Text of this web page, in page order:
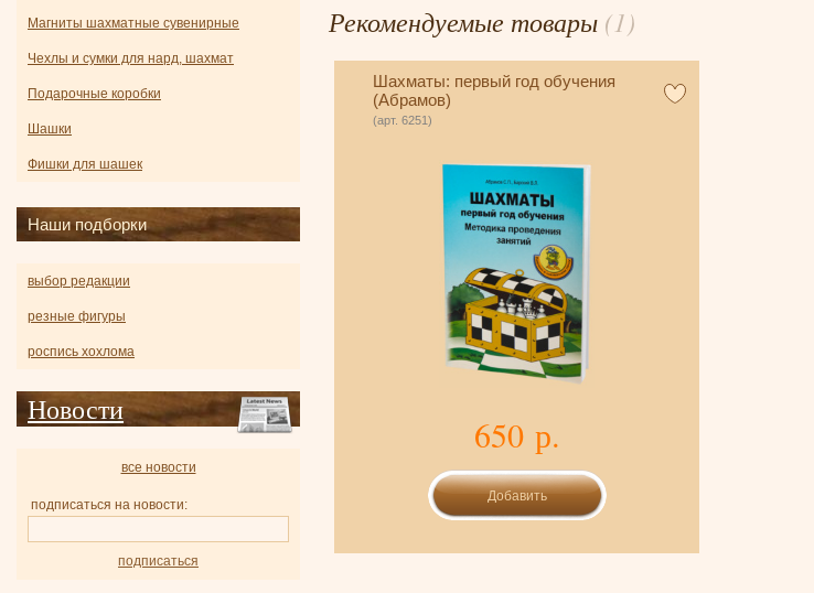
Рекомендуемые товары (1)
Шахматы: первый год обучения
(Абрамов)
(арт. 6251)
650 р.
Магниты шахматные сувенирные
Чехлы и сумки для нард, шахмат
Подарочные коробки
Шашки
Фишки для шашек
Наши подборки
выбор редакции
резные фигуры
роспись хохлома
Новости
все новости
подписаться на новости:
подписаться